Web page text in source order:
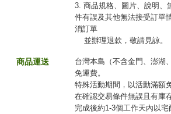
3. 商品規格、圖片、說明、
件有誤及其他無法接受訂單
消訂單
並辦理退款，敬請見諒。
商品運送
台灣本島（不含金門、澎湖
免運費。
特殊活動期間，以活動滿額
在確認交易條件無誤且有庫
完成後約1-3個工作天內以宅